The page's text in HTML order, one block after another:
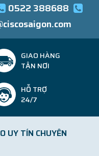
0522 388688
GIAO HÀNG
TẬN NƠI
HỖ TRỢ
24/7
UY TÍN CHUYÊN